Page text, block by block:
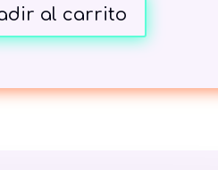
al carrito